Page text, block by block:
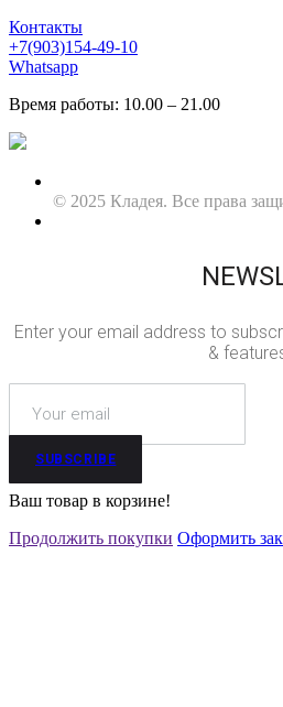
Контакты
+7(903)154-49-10
Whatsapp
Время работы: 10.00 – 21.00
© 2025 Кладея. Все права
Enter your email address to
&
SUBSCRIBE
Ваш товар в корзине!
Продолжить покупки Оформить